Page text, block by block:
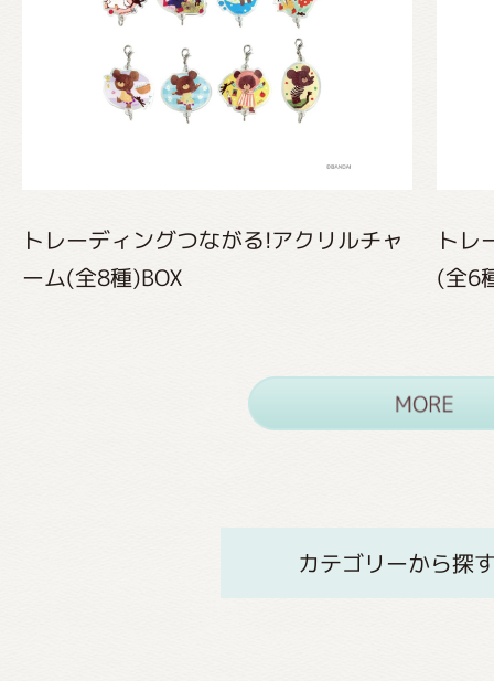
トレーディングつながる!アクリルチャ
ーム(全8種)BOX
トレ
(全6
カテゴリーから探